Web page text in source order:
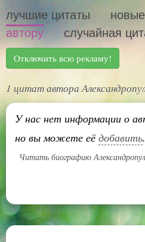
лучшие цитаты новые
автору
случайная
Отключить всю рекламу!
1 цитат автора
У нас нет информации о
но вы можете её добавить.
Читать биографию